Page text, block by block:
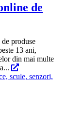
de
produse
13 ani,
din mai multe